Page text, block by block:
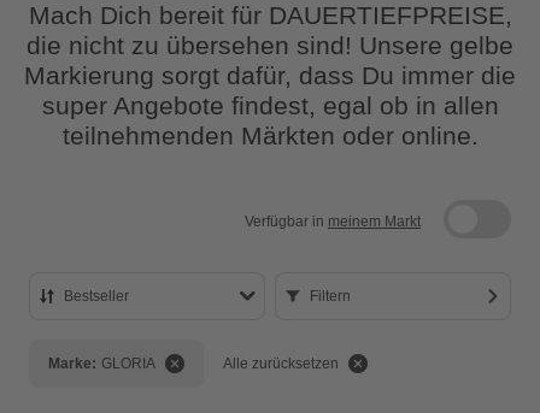
Mach Dich bereit für DAUERTIEFPREISE,
die nicht zu übersehen sind! Unsere gelbe
Markierung sorgt dafür, dass Du immer die
super Angebote findest, egal ob in allen
teilnehmenden Märkten oder online.
Verfügbar in meinem Markt
Bestseller Filtern
Marke: GLORIA Alle zurücksetzen